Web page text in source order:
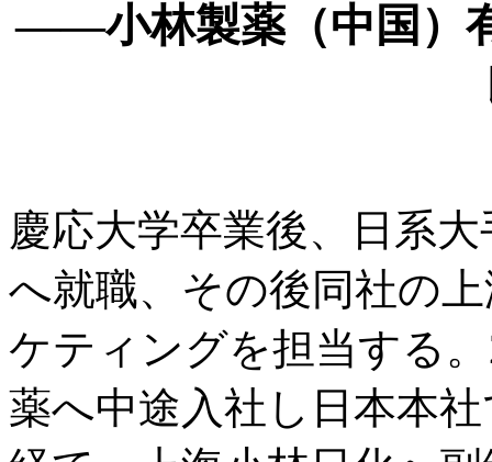
——小林製薬（中国）
慶応大学卒業後、日系
へ就職、その後同社の
ケティングを担当する
薬へ中途入社し日本本